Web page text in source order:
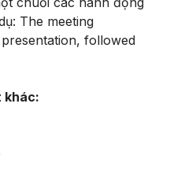
The meeting
followed
khác: